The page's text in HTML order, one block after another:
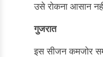
उसे रोकना आसान
गुजरात
इस सीजन कमजोर